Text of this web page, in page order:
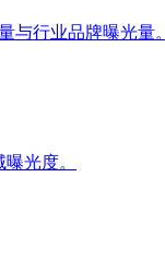
与行业品牌曝光量。
光度。